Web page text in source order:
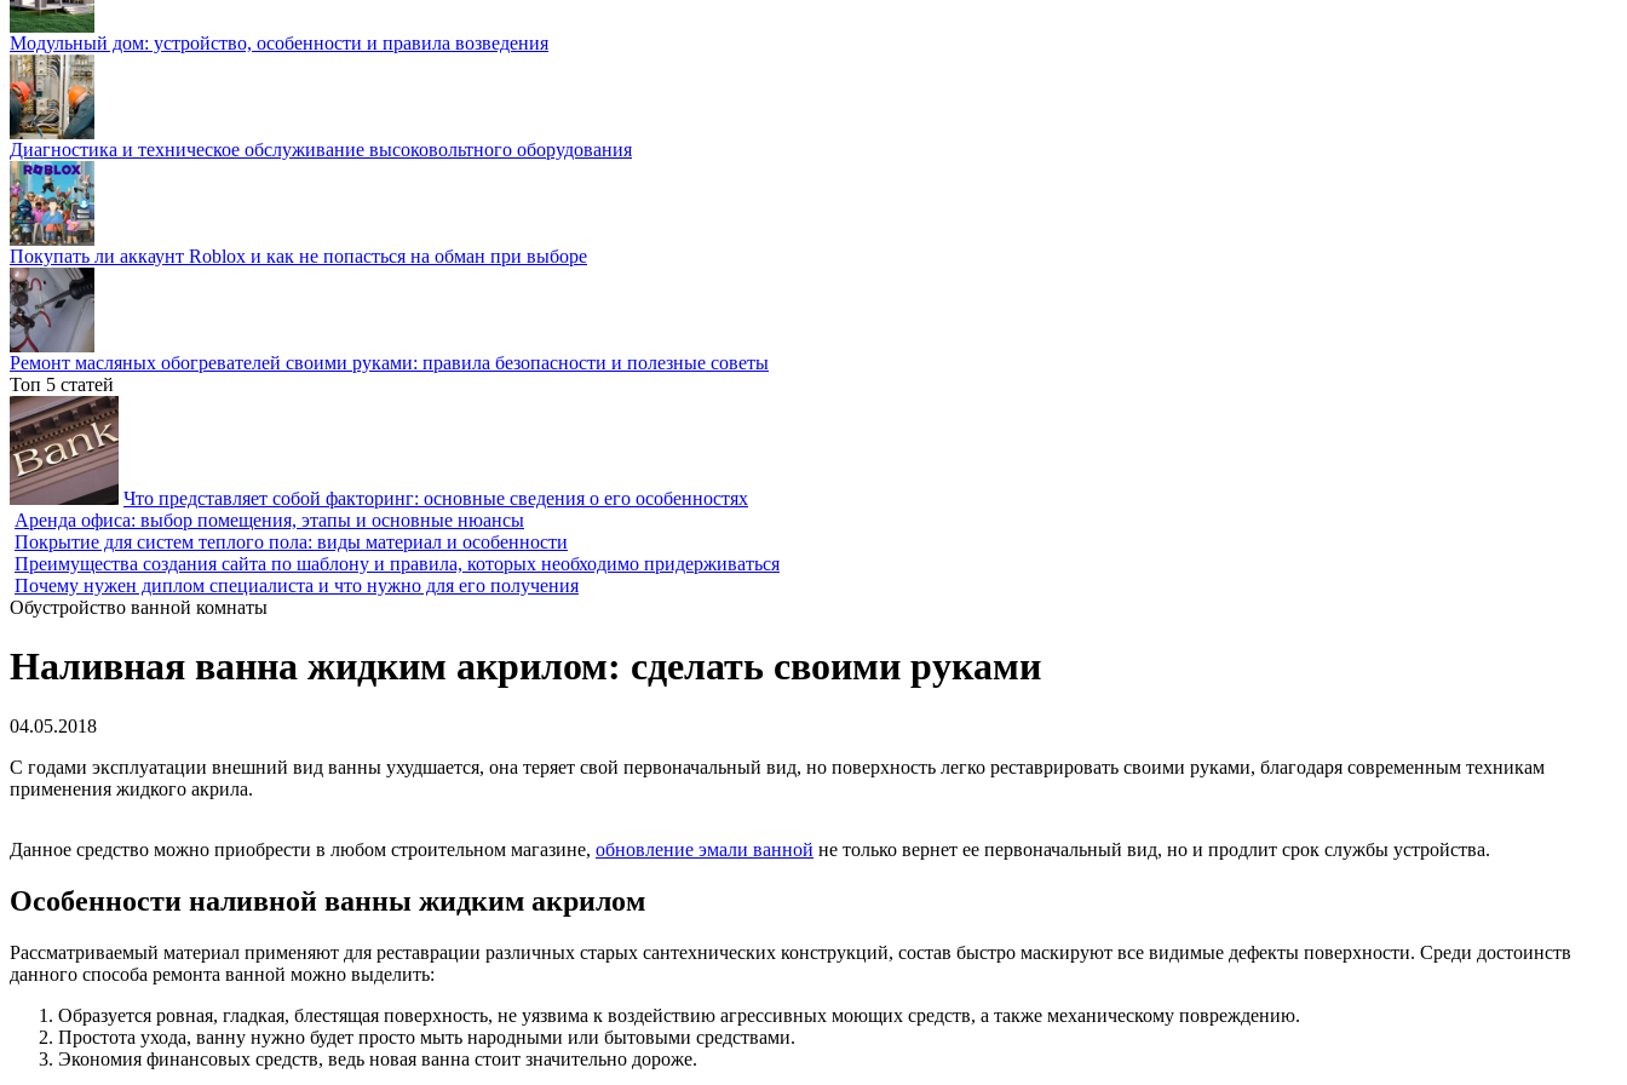
Модульный дом: устройство, особенности и правила возведения
Диагностика и техническое обслуживание высоковольтного оборудования
Покупать ли аккаунт Roblox и как не попасться на обман при выборе
Ремонт масляных обогревателей своими руками: правила безопасности и полезные советы
Топ 5 статей
Что представляет собой факторинг: основные сведения о его особенностях
Аренда офиса: выбор помещения, этапы и основные нюансы
Покрытие для систем теплого пола: виды материал и особенности
Преимущества создания сайта по шаблону и правила, которых необходимо придерживаться
Почему нужен диплом специалиста и что нужно для его получения
Обустройство ванной комнаты
Наливная ванна жидким акрилом: сделать своими руками
04.05.2018
С годами эксплуатации внешний вид ванны ухудшается, она теряет свой первоначальный вид, но поверхность легко реставрировать своими руками, благодаря современным техникам
применения жидкого акрила.
Данное средство можно приобрести в любом строительном магазине, обновление эмали ванной не только вернет ее первоначальный вид, но и продлит срок службы устройства.
Особенности наливной ванны жидким акрилом
Рассматриваемый материал применяют для реставрации различных старых сантехнических конструкций, состав быстро маскируют все видимые дефекты поверхности. Среди достоинств
данного способа ремонта ванной можно выделить:
Образуется ровная, гладкая, блестящая поверхность, не уязвима к воздействию агрессивных моющих средств, а также механическому повреждению.
Простота ухода, ванну нужно будет просто мыть народными или бытовыми средствами.
Экономия финансовых средств, ведь новая ванна стоит значительно дороже.